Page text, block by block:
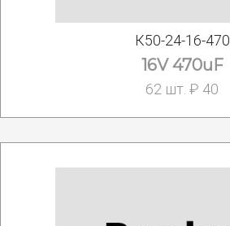
К50-24-16-470
16V 470uF
62 шт. ₽ 40